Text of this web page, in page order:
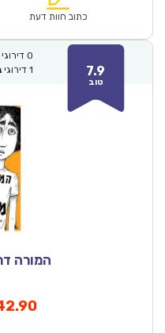
₪78.00.
כתוב חוות דעת
7.9
טוב
0 דירוגי
1 דירוגי
המורה
המחיר